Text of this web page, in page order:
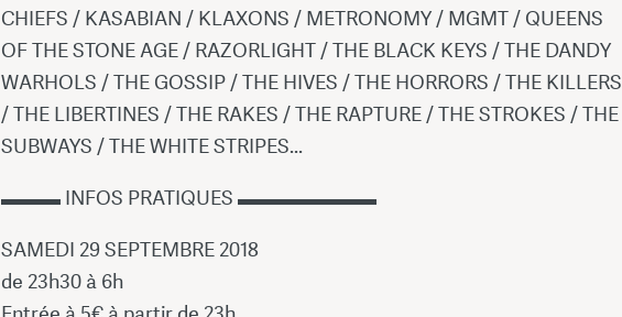
CHIEFS / KASABIAN / KLAXONS / METRONOMY / MGMT / QUEENS
OF THE STONE AGE / RAZORLIGHT / THE BLACK KEYS / THE DANDY
WARHOLS / THE GOSSIP / THE HIVES / THE HORRORS / THE KILLERS
/ THE LIBERTINES / THE RAKES / THE RAPTURE / THE STROKES / THE
SUBWAYS / THE WHITE STRIPES...
▬▬▬ INFOS PRATIQUES ▬▬▬▬▬▬▬
SAMEDI 29 SEPTEMBRE 2018
de 23h30 à 6h